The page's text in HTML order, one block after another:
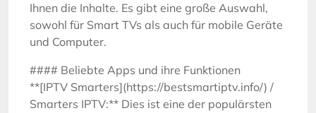
Ihnen die Inhalte. Es gibt eine große Auswahl,
sowohl für Smart TVs als auch für mobile Geräte
und Computer.
#### Beliebte Apps und ihre Funktionen
**[IPTV Smarters](https://bestsmartiptv.info/) /
Smarters IPTV:** Dies ist eine der populärsten